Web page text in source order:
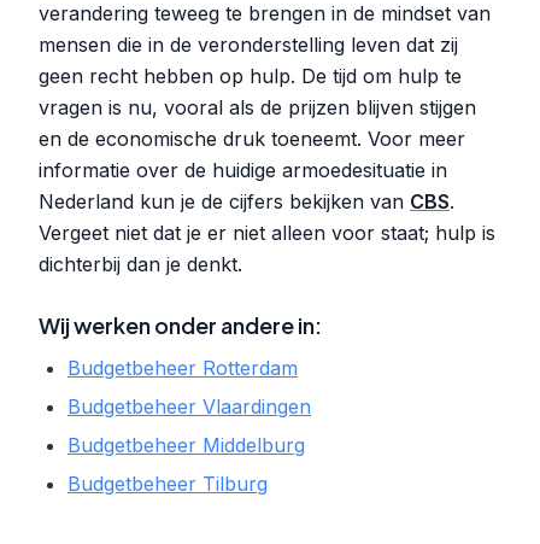
verandering teweeg te brengen in de mindset van
mensen die in de veronderstelling leven dat zij
geen recht hebben op hulp. De tijd om hulp te
vragen is nu, vooral als de prijzen blijven stijgen
en de economische druk toeneemt. Voor meer
informatie over de huidige armoedesituatie in
Nederland kun je de cijfers bekijken van CBS.
Vergeet niet dat je er niet alleen voor staat; hulp is
dichterbij dan je denkt.
Wij werken onder andere in:
Budgetbeheer Rotterdam
Budgetbeheer Vlaardingen
Budgetbeheer Middelburg
Budgetbeheer Tilburg